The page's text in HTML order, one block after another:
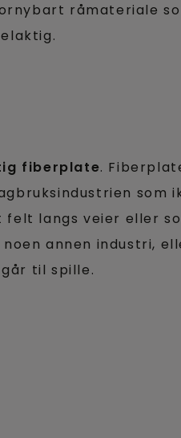
råmateriale
fiberplate.
som
langs veier eller
annen industri,
til spille.